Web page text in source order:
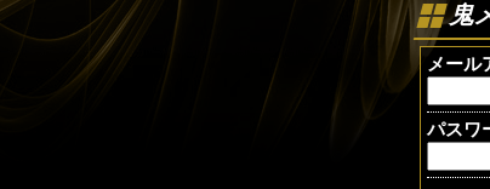
鬼
メール
パスワ